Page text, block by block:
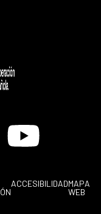
Youtube
ACCESIBILIDADMAPA
WEB